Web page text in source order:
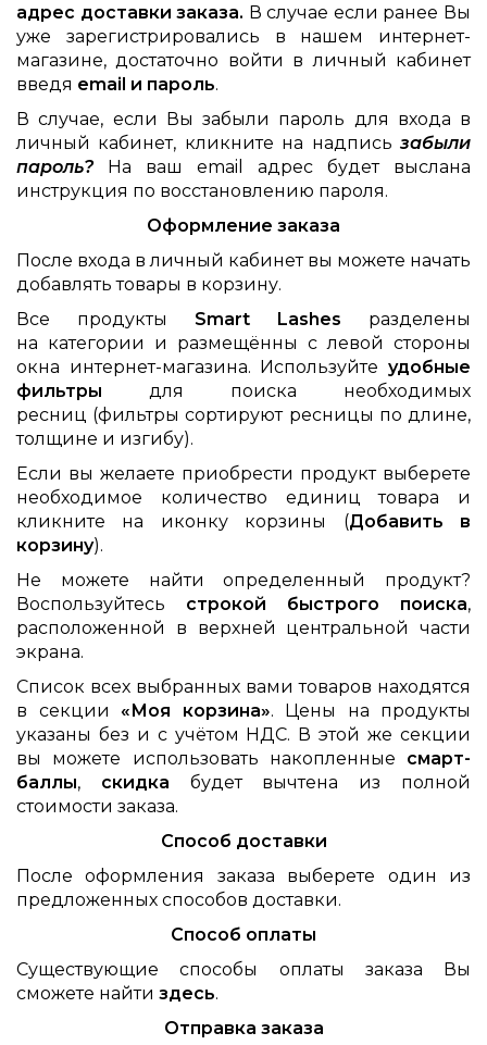
адрес доставки заказа. В случае если ранее Вы
уже зарегистрировались в нашем интернет-
магазине, достаточно войти в личный кабинет
введя email и пароль.
В случае, если Вы забыли пароль для входа в
личный кабинет, кликните на надпись забыли
пароль?
На ваш email адрес будет выслана
инструкция по восстановлению пароля.
Оформление заказа
После входа в личный кабинет вы можете начать
добавлять товары в корзину.
Все продукты Smart Lashes разделены
на категории и размещённы с левой стороны
окна интернет-магазина. Используйте удобные
фильтры для поиска необходимых
ресниц (фильтры сортируют ресницы по длине,
толщине и изгибу).
Если вы желаете приобрести продукт выберете
необходимое количество единиц товара и
кликните на иконку корзины (Добавить в
корзину).
Не можете найти определенный продукт?
Воспользуйтесь строкой быстрого поиска,
расположенной в верхней центральной части
экрана.
Список всех выбранных вами товаров находятся
в секции «Моя корзина». Цены на продукты
указаны без и с учётом НДС. В этой же секции
вы можете использовать накопленные смарт-
баллы, скидка будет вычтена из полной
стоимости заказа.
Способ доставки
После оформления заказа выберете один из
предложенных способов доставки.
Способ оплаты
Существующие способы оплаты заказа Вы
сможете найти здесь.
Отправка заказа